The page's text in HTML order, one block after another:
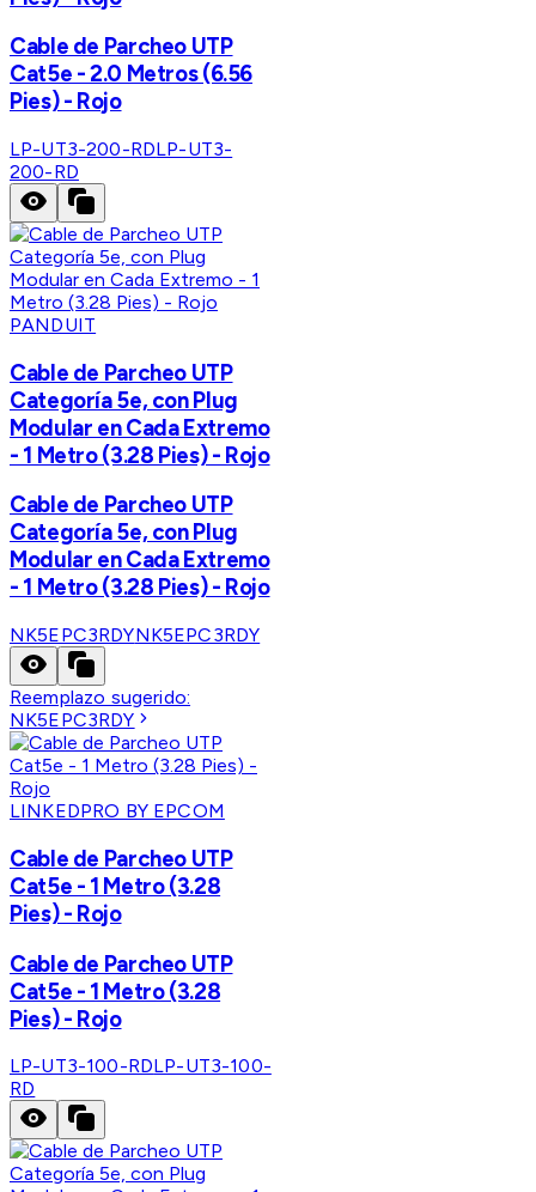
Cable de Parcheo UTP
Cat5e - 2.0 Metros (6.56
Pies) - Rojo
LP-UT3-200-RDLP-UT3-
200-RD
PANDUIT
Cable de Parcheo UTP
Categoría 5e, con Plug
Modular en Cada Extremo
- 1 Metro (3.28 Pies) - Rojo
Cable de Parcheo UTP
Categoría 5e, con Plug
Modular en Cada Extremo
- 1 Metro (3.28 Pies) - Rojo
NK5EPC3RDYNK5EPC3RDY
Reemplazo sugerido:
NK5EPC3RDY
LINKEDPRO BY EPCOM
Cable de Parcheo UTP
Cat5e - 1 Metro (3.28
Pies) - Rojo
Cable de Parcheo UTP
Cat5e - 1 Metro (3.28
Pies) - Rojo
LP-UT3-100-RDLP-UT3-100-
RD